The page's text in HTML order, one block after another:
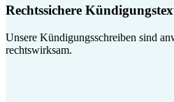
Rechtssichere
Unsere Kündigungsschreiben sind
rechtswirksam.